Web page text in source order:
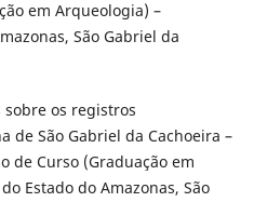
em Arqueologia) –
São Gabriel da
sobre os registros
de São Gabriel da Cachoeira –
de Curso (Graduação em
Estado do Amazonas, São